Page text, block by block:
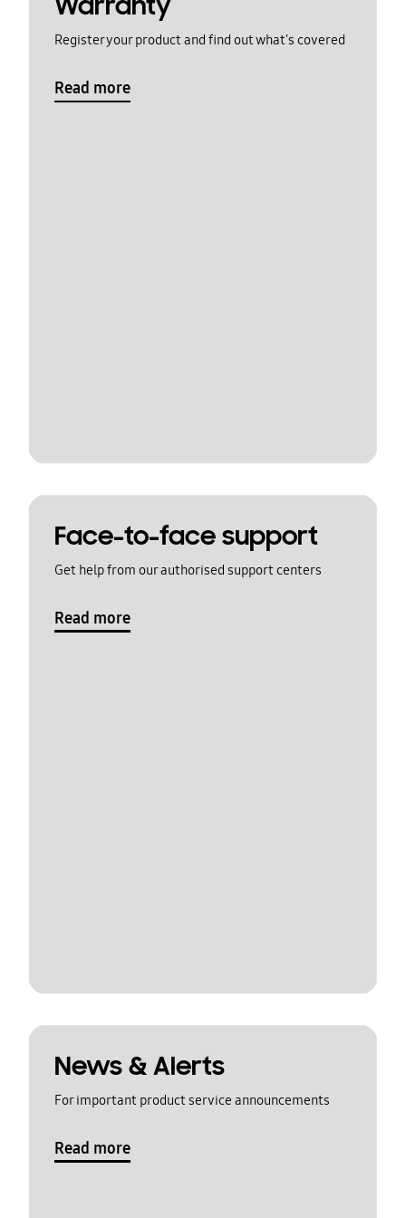
Register your product and find out what's covered
Read more
Face-to-face support
Get help from our authorised support centers
Read more
News & Alerts
For important product service announcements
Read more